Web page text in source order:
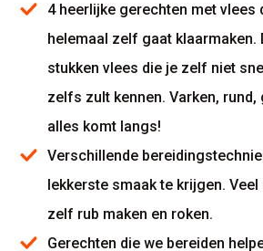
4 heerlijke gerechten met vlees
helemaal zelf gaat klaarmaken.
stukken vlees die je zelf niet
zelfs zult kennen. Varken, rund,
alles komt langs!
Verschillende
lekkerste smaak te krijgen. Veel
zelf rub maken en roken.
Gerechten die we bereiden